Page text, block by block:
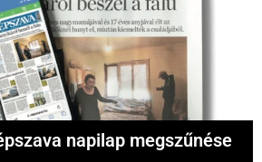
napilap megszűnése